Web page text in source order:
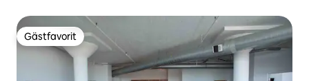
Gästfavorit
Gästfavorit